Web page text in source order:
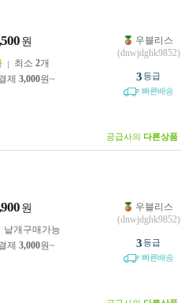
원
최소 2개
제 3,000원~
우블리스
(dnwjdghk9852)
3등급
빠른배송
공급사의 다른상품
원
낱개구매가능
제 3,000원~
우블리스
(dnwjdghk9852)
3등급
빠른배송